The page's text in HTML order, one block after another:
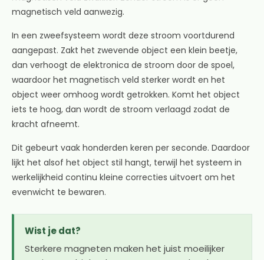
magnetisch veld aanwezig.
In een zweefsysteem wordt deze stroom voortdurend
aangepast. Zakt het zwevende object een klein beetje,
dan verhoogt de elektronica de stroom door de spoel,
waardoor het magnetisch veld sterker wordt en het
object weer omhoog wordt getrokken. Komt het object
iets te hoog, dan wordt de stroom verlaagd zodat de
kracht afneemt.
Dit gebeurt vaak honderden keren per seconde. Daardoor
lijkt het alsof het object stil hangt, terwijl het systeem in
werkelijkheid continu kleine correcties uitvoert om het
evenwicht te bewaren.
Wist je dat?
Sterkere magneten maken het juist moeilijker